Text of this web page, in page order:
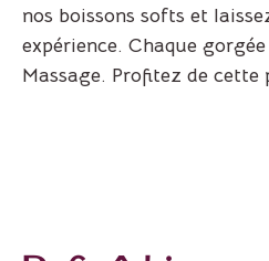
nos boissons softs et
expérience. Chaque
Massage. Profitez de